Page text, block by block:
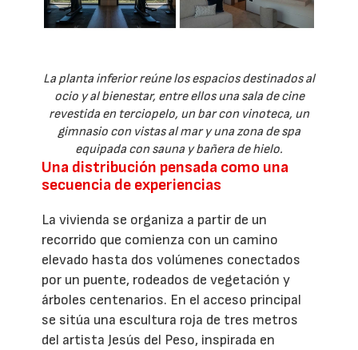
La planta inferior reúne los espacios destinados al
ocio y al bienestar, entre ellos una sala de cine
revestida en terciopelo, un bar con vinoteca, un
gimnasio con vistas al mar y una zona de spa
equipada con sauna y bañera de hielo.
Una distribución pensada como una
secuencia de experiencias
La vivienda se organiza a partir de un
recorrido que comienza con un camino
elevado hasta dos volúmenes conectados
por un puente, rodeados de vegetación y
árboles centenarios. En el acceso principal
se sitúa una escultura roja de tres metros
del artista Jesús del Peso, inspirada en